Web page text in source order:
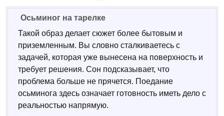
Осьминог на тарелке
Такой образ делает сюжет более бытовым и
приземленным. Вы словно сталкиваетесь с
задачей, которая уже вынесена на поверхность и
требует решения. Сон подсказывает, что
проблема больше не прячется. Поедание
осьминога здесь означает готовность иметь дело с
реальностью напрямую.